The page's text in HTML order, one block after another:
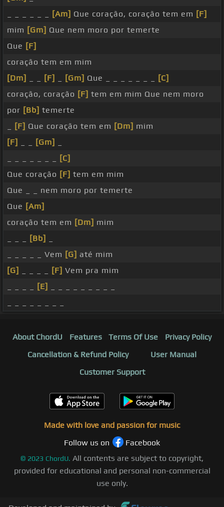
[Am] Que coração, coração tem em [F]
mim [Gm] Que nem moro por temerte
Que [F]
coração tem em mim
[Dm]
[F] [Gm] Que _ _ _ _ _ _ _
[C]
coração, coração [F] tem em mim Que nem moro
por [Bb] temerte
[F] Que coração tem em [Dm] mim
[F]
[Gm]
[C]
Que coração [F] tem em mim
Que _ _ nem moro por temerte
Que [Am]
coração tem em [Dm] mim
[Bb]
_ _ _ _ _ Vem [G] até mim
[G]
[F] Vem pra mim
[E]
About ChordU Features Terms Of Use
Privacy Policy
Cancellation & Refund Policy
User Manual
Customer Support
Made with love and passion for music
Follow us on
Facebook
© 2023 ChordU. All contents are subject to copyright,
provided for educational and personal non-commercial
use only.